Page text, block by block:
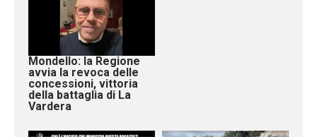
Mondello: la Regione
avvia la revoca delle
concessioni, vittoria
della battaglia di La
Vardera